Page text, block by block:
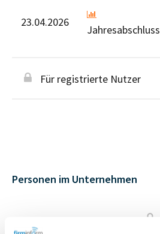
23.04.2026
Jahresabschluss
Für registrierte Nutzer
Personen im Unternehmen
Geschäftsführer (1)